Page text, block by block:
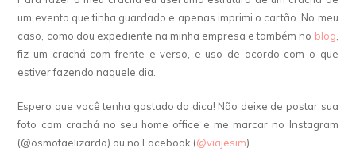
um evento que tinha guardado e apenas imprimi o cartão. No meu
caso, como dou expediente na minha empresa e também no blog
fiz um crachá com frente e verso, e uso de acordo com o que
estiver fazendo naquele dia.
Espero que você tenha gostado da dica! Não deixe de postar sua
foto com crachá no seu home office e me marcar no Instagram
(@osmotaelizardo) ou no Facebook (@viajesim).